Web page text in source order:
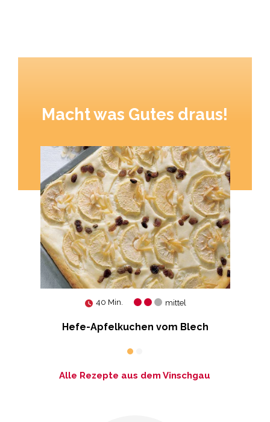
Macht was Gutes draus!
40 Min. mittel
Hefe-Apfelkuchen vom Blech
Alle Rezepte aus dem Vinschgau